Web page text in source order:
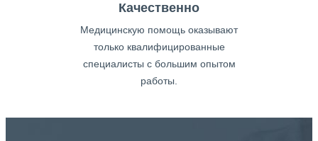
Качественно
Медицинскую помощь оказывают
только квалифицированные
специалисты с большим опытом
работы.